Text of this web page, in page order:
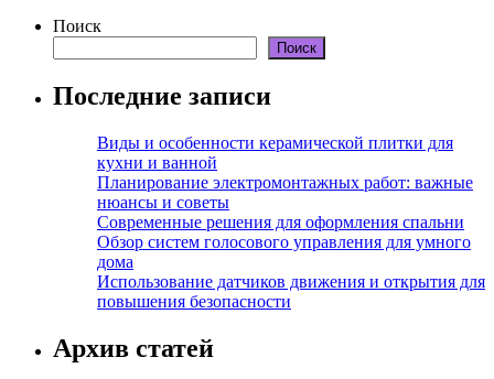
Поиск
Поиск
Последние записи
Виды и особенности керамической плитки для
кухни и ванной
Планирование электромонтажных работ: важные
нюансы и советы
Современные решения для оформления спальни
Обзор систем голосового управления для умного
дома
Использование датчиков движения и открытия для
повышения безопасности
Архив статей